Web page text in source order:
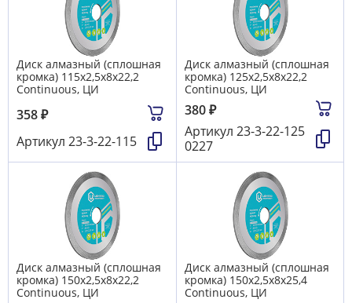
Диск алмазный (сплошная
кромка) 115х2,5х8х22,2
Continuous, ЦИ
358₽
Артикул 23-3-22-115
Диск алмазный (сплошная
кромка) 125х2,5х8х22,2
Continuous, ЦИ
380₽
Артикул 23-3-22-125
0227
Диск алмазный (сплошная
кромка) 150х2,5х8х22,2
Continuous, ЦИ
Диск алмазный (сплошная
кромка) 150х2,5х8х25,4
Continuous, ЦИ